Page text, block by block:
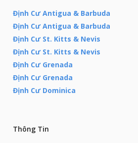
Định Cư Antigua & Barbuda
Định Cư Antigua & Barbuda
Định Cư St. Kitts & Nevis
Định Cư St. Kitts & Nevis
Định Cư Grenada
Định Cư Grenada
Định Cư Dominica
Thông Tin